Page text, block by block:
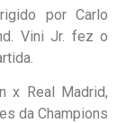
por Carlo
Vini Jr. fez o
x Real Madrid,
da Champions